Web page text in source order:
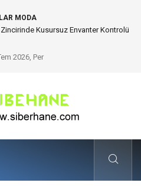
MODA
Uzak Bir Deşarj Alanı Tasarlayın
2026, Per